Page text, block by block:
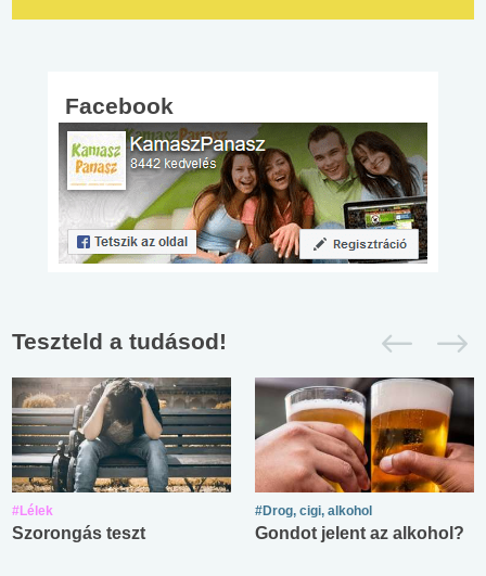
Facebook
Teszteld a tudásod!
#Lélek
Szorongás teszt
#Drog, cigi, alkohol
Gondot jelent az alkohol?